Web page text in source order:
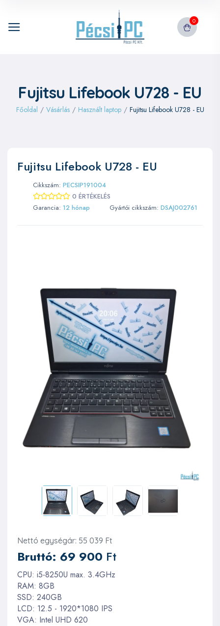
0
Fujitsu Lifebook U728 - EU
Főoldal / Vásárlás / Használt laptop / Fujitsu Lifebook U728 - EU
Fujitsu Lifebook U728 - EU
Cikkszám: PECSIP191004
0 ÉRTÉKELÉS
Garancia: 12 hónap Gyártói cikkszám: DSAJ002761
Nettó egységár: 55 039 Ft
Bruttó: 69 900 Ft
CPU: i5-8250U max. 3.4GHz
RAM: 8GB
SSD: 240GB
LCD: 12.5 - 1920*1080 IPS
VGA: Intel UHD 620